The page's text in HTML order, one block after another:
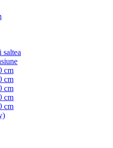
saltea
cm
cm
cm
cm
cm